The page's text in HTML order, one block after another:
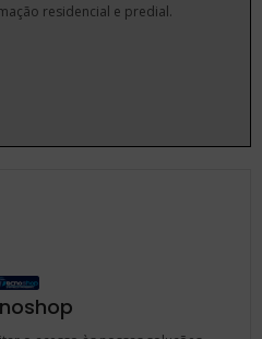
residencial e predial.